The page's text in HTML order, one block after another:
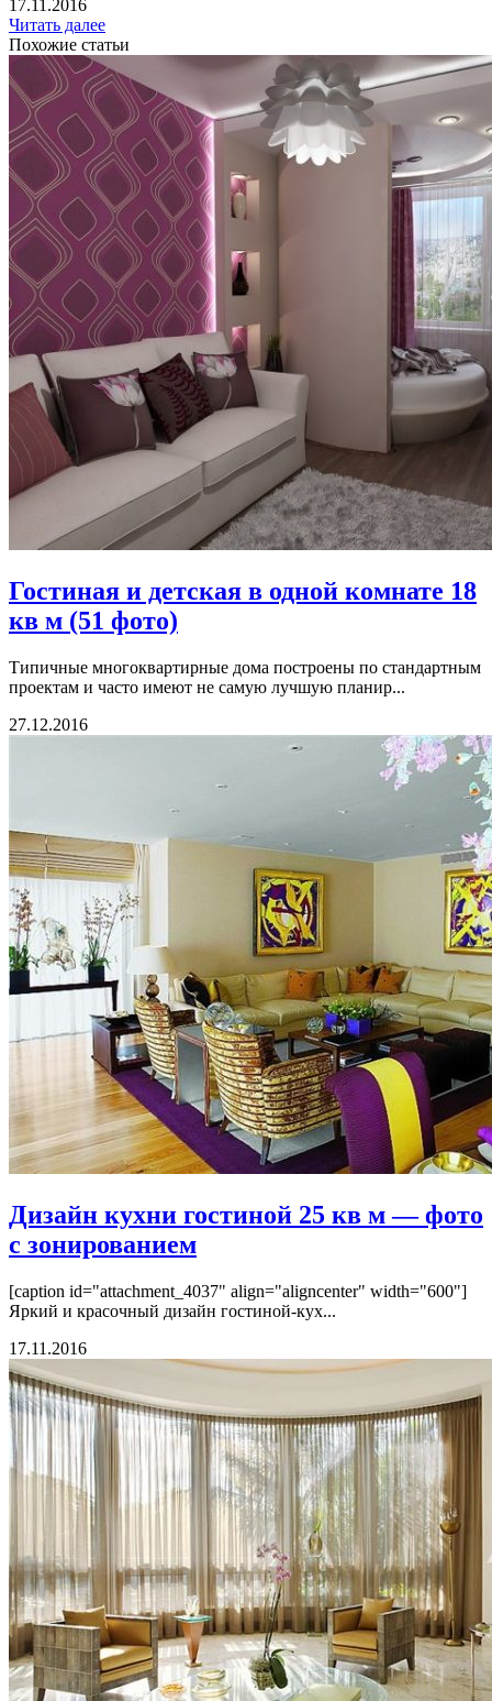
17.11.2016
Читать далее
Похожие статьи
Гостиная и детская в одной комнате 18
кв м (51 фото)
Типичные многоквартирные дома построены по стандартным
проектам и часто имеют не самую лучшую планир...
27.12.2016
Дизайн кухни гостиной 25 кв м — фото
с зонированием
[caption id="attachment_4037" align="aligncenter" width="600"]
Яркий и красочный дизайн гостиной-кух...
17.11.2016